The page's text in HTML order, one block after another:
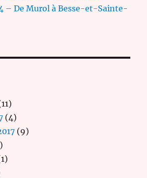
– De Murol à Besse-et-Sainte-
(4)
(9)